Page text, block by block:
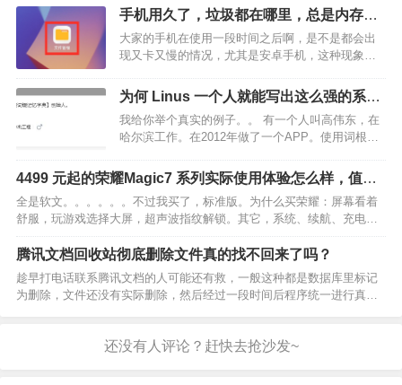
好物推荐，致知计划，付费咨询。1、盐选吧，是写
故事，小说类的天堂，还有就是大咖们的地盘了，
难度高。…
手机用久了，垃圾都在哪里，总是内存显
示不够，还很卡，这可怎么解决？
大家的手机在使用一段时间之后啊，是不是都会出
现又卡又慢的情况，尤其是安卓手机，这种现象更
以会出现这些问题，一般都是手机安装了大量软
件，而这些软件在使用过程中会产生大量的缓存垃
圾，因此啊时间久了就会…
为何 Linus 一个人就能写出这么强的系
统，中国却做不出来？
我给你举个真实的例子。。 有一个人叫高伟东，在
哈尔滨工作。在2012年做了一个APP。使用词根词
2300余条词根，给10万多条单词建立了词根索引，
整理了50多万条的单词记忆方法，包括新版本的诸
多新…
4499 元起的荣耀Magic7 系列实际使用体验怎么样，值得
入手吗？
全是软文。。。。。。不过我买了，标准版。为什么买荣耀：屏幕看着
舒服，玩游戏选择大屏，超声波指纹解锁。其它，系统、续航、充电、
拍照，不是最强，但均衡下来短板都不是很短。其它米OV，IQ、一加，
都看了，预算有限，米OV的小屏不感兴趣，OPPO硬…
腾讯文档回收站彻底删除文件真的找不回来了吗？
趁早打电话联系腾讯文档的人可能还有救，一般这种都是数据库里标记
为删除，文件还没有实际删除，然后经过一段时间后程序统一进行真删